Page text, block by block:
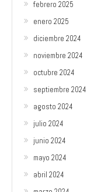
febrero 2025
enero 2025
diciembre 2024
noviembre 2024
octubre 2024
septiembre 2024
agosto 2024
julio 2024
junio 2024
mayo 2024
abril 2024